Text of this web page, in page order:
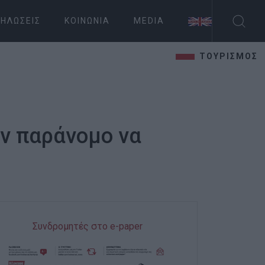
ΚΟΙΝΩΝΊΑ MEDIA
ΤΟΥΡΙΣΜΟΣ
παράνομο να
Συνδρομητές στο e-paper